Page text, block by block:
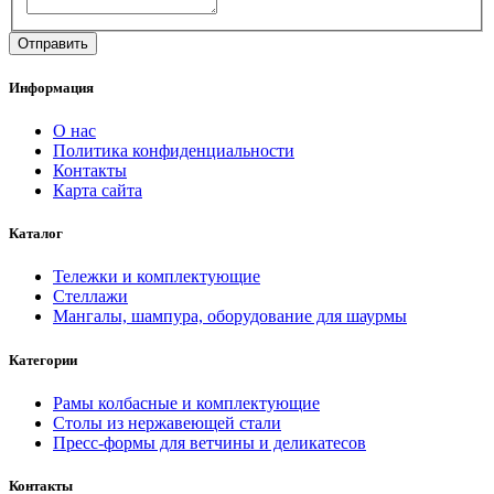
Информация
О нас
Политика конфиденциальности
Контакты
Карта сайта
Каталог
Тележки и комплектующие
Стеллажи
Мангалы, шампура, оборудование для шаурмы
Категории
Рамы колбасные и комплектующие
Столы из нержавеющей стали
Пресс-формы для ветчины и деликатесов
Контакты